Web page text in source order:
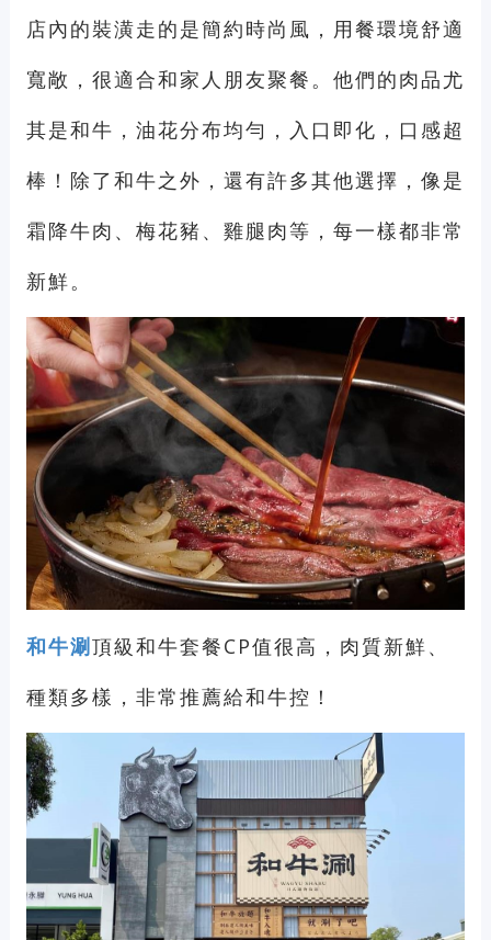
店內的裝潢走的是簡約時尚風，用餐環境舒適
寬敞，很適合和家人朋友聚餐。他們的肉品尤
其是和牛，油花分布均勻，入口即化，口感超
棒！除了和牛之外，還有許多其他選擇，像是
霜降牛肉、梅花豬、雞腿肉等，每一樣都非常
新鮮。
和牛涮頂級和牛套餐CP值很高，肉質新鮮、
種類多樣，非常推薦給和牛控！